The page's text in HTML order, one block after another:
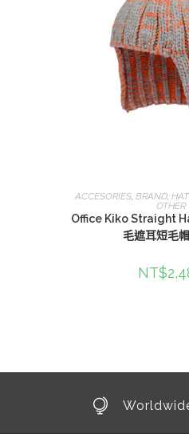
選擇規
ACCESORIES, BRAND,
OTHER
Office Kiko Straight
毛遮耳短毛
NT$